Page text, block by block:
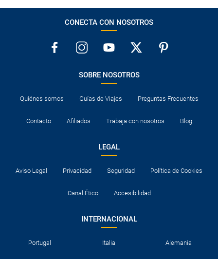
CONECTA CON NOSOTROS
SOBRE NOSOTROS
Quiénes somos Guías de Viajes Preguntas Frecuentes
Contacto Afiliados Trabaja con nosotros Blog
LEGAL
Aviso Legal Privacidad Seguridad Política de Cookies
Canal Ético Accesibilidad
INTERNACIONAL
Portugal Italia Alemania